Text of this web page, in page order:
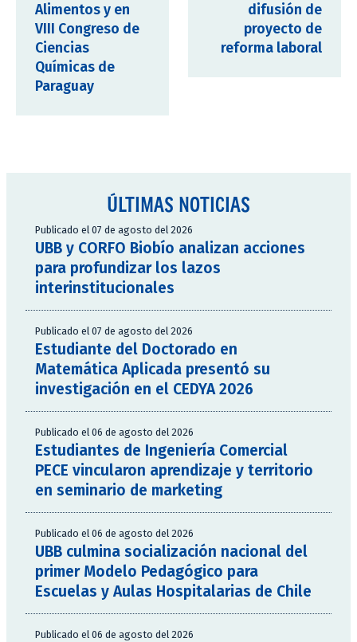
Alimentos y en
VIII Congreso de
Ciencias
Químicas de
Paraguay
difusión de
proyecto de
reforma laboral
ÚLTIMAS NOTICIAS
Publicado el 07 de agosto del 2026
UBB y CORFO Biobío analizan acciones
para profundizar los lazos
interinstitucionales
Publicado el 07 de agosto del 2026
Estudiante del Doctorado en
Matemática Aplicada presentó su
investigación en el CEDYA 2026
Publicado el 06 de agosto del 2026
Estudiantes de Ingeniería Comercial
PECE vincularon aprendizaje y territorio
en seminario de marketing
Publicado el 06 de agosto del 2026
UBB culmina socialización nacional del
primer Modelo Pedagógico para
Escuelas y Aulas Hospitalarias de Chile
Publicado el 06 de agosto del 2026